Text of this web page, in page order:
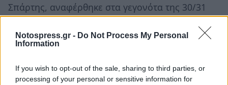
Notospress.gr - Do Not Process My Personal
Information
If you wish to opt-out of the sale, sharing to third parties, or
processing of your personal or sensitive information for
Σπάρτης, αναφέρθηκε στα γεγονότα της 30/31
στους νικητές, ανταλλαγή αναμνηστικών,
τηρήθηκε ενός λεπτού σιγή στη μνήμη των
τριων Αξιωματικών και στη συνέχεια οι
διοργανωτές παρέθεσαν επίσημο γεύμα.